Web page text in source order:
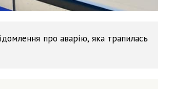
про аварію, яка трапилась